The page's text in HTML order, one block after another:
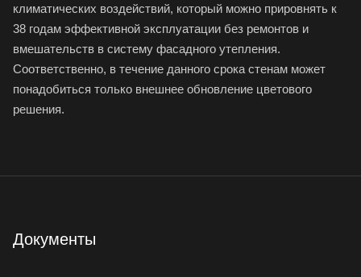
климатических воздействий, который можно прировнять к
38 годам эффективной эксплуатации без ремонтов и
вмешательств в систему фасадного утепления.
Соответственно, в течение данного срока стенам может
понадобиться только внешнее обновление цветового
решения.
Документы